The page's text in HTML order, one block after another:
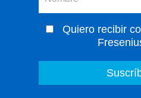
Quiero recibir